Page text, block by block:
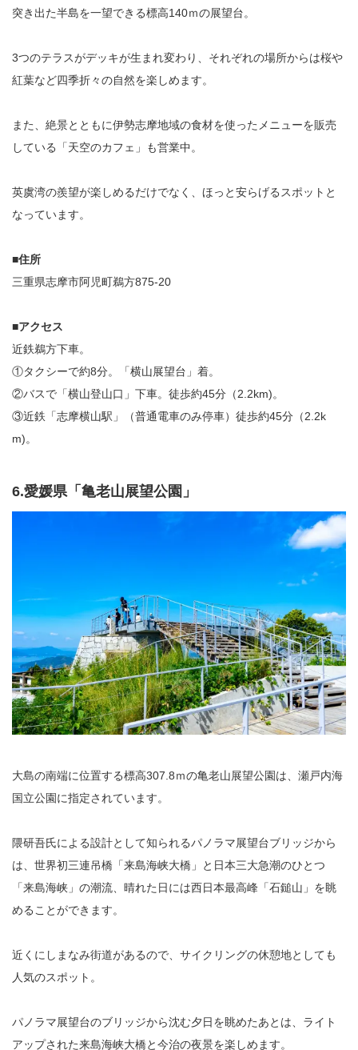
突き出た半島を一望できる標高140ｍの展望台。
3つのテラスがデッキが生まれ変わり、それぞれの場所からは桜や
紅葉など四季折々の自然を楽しめます。
また、絶景とともに伊勢志摩地域の食材を使ったメニューを販売
している「天空のカフェ」も営業中。
英虞湾の羨望が楽しめるだけでなく、ほっと安らげるスポットと
なっています。
■住所
三重県志摩市阿児町鵜方875-20
■アクセス
近鉄鵜方下車。
①タクシーで約8分。「横山展望台」着。
②バスで「横山登山口」下車。徒歩約45分（2.2km)。
③近鉄「志摩横山駅」（普通電車のみ停車）徒歩約45分（2.2k
m)。
6.愛媛県「亀老山展望公園」
大島の南端に位置する標高307.8ｍの亀老山展望公園は、瀬戸内海
国立公園に指定されています。
隈研吾氏による設計として知られるパノラマ展望台ブリッジから
は、世界初三連吊橋「来島海峡大橋」と日本三大急潮のひとつ
「来島海峡」の潮流、晴れた日には西日本最高峰「石鎚山」を眺
めることができます。
近くにしまなみ街道があるので、サイクリングの休憩地としても
人気のスポット。
パノラマ展望台のブリッジから沈む夕日を眺めたあとは、ライト
アップされた来島海峡大橋と今治の夜景を楽しめます。